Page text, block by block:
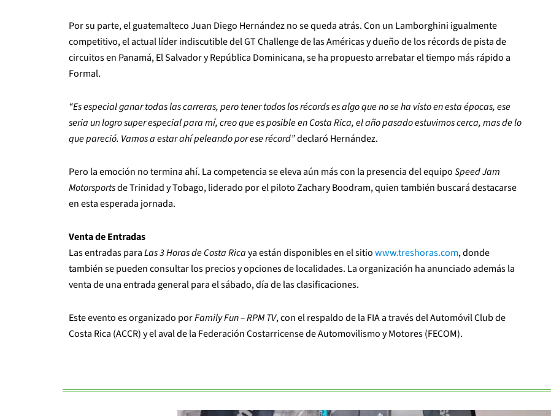
Por su parte, el guatemalteco Juan Diego Hernández no se queda atrás. Con un Lamborghini igualmente
competitivo, el actual líder indiscutible del GT Challenge de las Américas y dueño de los récords de pista de
circuitos en Panamá, El Salvador y República Dominicana, se ha propuesto arrebatar el tiempo más rápido a
Formal.
“Es especial ganar todas las carreras, pero tener todos los récords es algo que no se ha visto en esta épocas, ese
seria un logro super especial para mí, creo que es posible en Costa Rica, el año pasado estuvimos cerca, mas de lo
que pareció. Vamos a estar ahí peleando por ese récord”declaró Hernández.
Pero la emoción no termina ahí. La competencia se eleva aún más con la presencia del equipoSpeed Jam
Motorsportsde Trinidad y Tobago, liderado por el piloto Zachary Boodram, quien también buscará destacarse
en esta esperada jornada.
Venta de Entradas
Las entradas paraLas 3 Horas de Costa Ricaya están disponibles en el sitiowww.treshoras.com, donde
también se pueden consultar los precios y opciones de localidades. La organización ha anunciado además la
venta de una entrada general para el sábado, día de las clasificaciones.
Este evento es organizado porFamily Fun – RPM TV, con el respaldo de la FIA a través del Automóvil Club de
Costa Rica (ACCR) y el aval de la Federación Costarricense de Automovilismo y Motores (FECOM).